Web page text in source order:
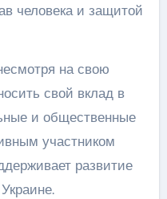
человека и защитой
на свою
свой вклад в
и общественные
участником
развитие